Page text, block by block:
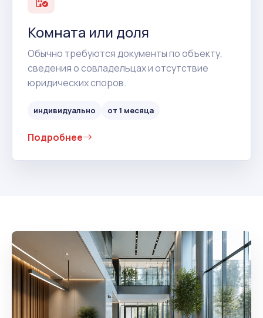
Комната или доля
Обычно требуются документы по объекту,
сведения о совладельцах и отсутствие
юридических споров.
индивидуально от 1 месяца
Подробнее